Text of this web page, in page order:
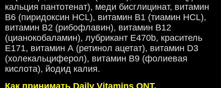
кальция пантотенат), меди бисглицинат, витамин
B6 (пиридоксин HCL), витамин В1 (тиамин HCL),
витамин В2 (рибофлавин), витамин B12
(цианокобаламин), лубрикант Е470b, краситель
Е171, витамин А (ретинол ацетат), витамин D3
(холекальциферол), витамин В9 (фолиевая
кислота), йодид калия.